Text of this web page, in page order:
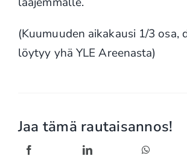
(Kuumuuden aikakausi 1/3 osa,
löytyy yhä YLE Areenasta)
Jaa tämä rautaisannos!